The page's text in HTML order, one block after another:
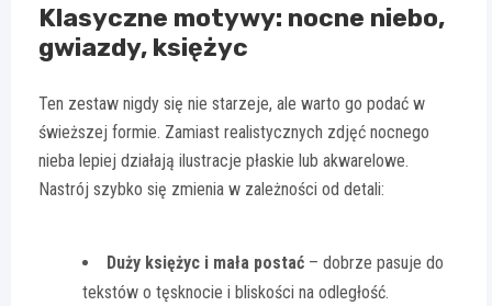
Klasyczne motywy: nocne niebo,
gwiazdy, księżyc
Ten zestaw nigdy się nie starzeje, ale warto go podać w
świeższej formie. Zamiast realistycznych zdjęć nocnego
nieba lepiej działają ilustracje płaskie lub akwarelowe.
Nastrój szybko się zmienia w zależności od detali:
Duży księżyc i mała postać – dobrze pasuje do
tekstów o tęsknocie i bliskości na odległość.